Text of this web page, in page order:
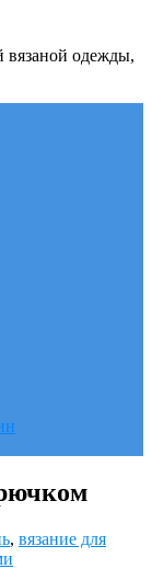
вязаной одежды,
, вязание для